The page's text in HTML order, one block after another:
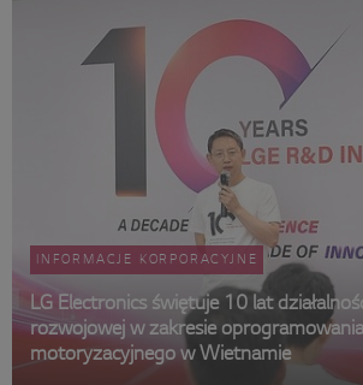
INFORMACJE KORPORACYJNE
LG Electronics świętuje 10 lat
rozwojowej w zakresie oprogramowania
motoryzacyjnego w Wietnamie